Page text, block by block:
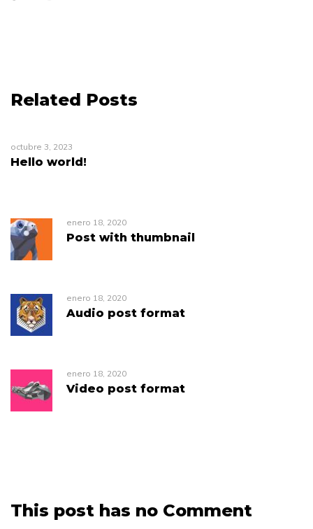
Related Posts
octubre 3, 2023
Hello world!
enero 18, 2020
Post with thumbnail
enero 18, 2020
Audio post format
enero 18, 2020
Video post format
This post has no Comment